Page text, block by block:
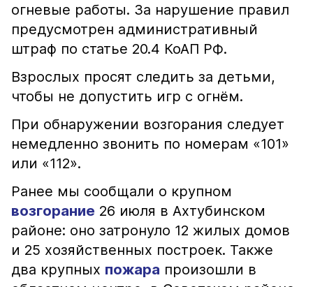
огневые работы. За нарушение правил
предусмотрен административный
штраф по статье 20.4 КоАП РФ.
Взрослых просят следить за детьми,
чтобы не допустить игр с огнём.
При обнаружении возгорания следует
немедленно звонить по номерам «101»
или «112».
Ранее мы сообщали о крупном
возгорание 26 июля в Ахтубинском
районе: оно затронуло 12 жилых домов
и 25 хозяйственных построек. Также
два крупных пожара произошли в